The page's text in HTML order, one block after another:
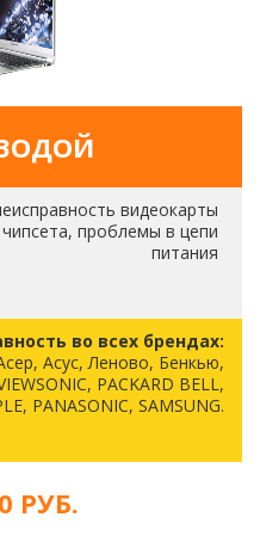
видеокарты
проблемы в цепи
питания
во всех брендах:
Асус, Леново, Бенкью,
PACKARD BELL,
PANASONIC, SAMSUNG.
РУБ.